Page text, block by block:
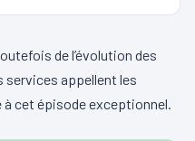
de l’évolution des
appellent les
cet épisode exceptionnel.